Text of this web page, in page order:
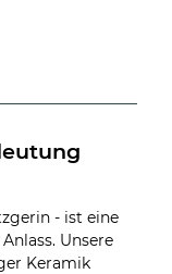
- ist eine
Unsere
Keramik